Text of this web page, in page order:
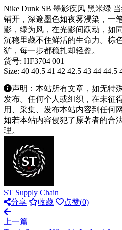
Nike Dunk SB 墨影疾风 黑米绿
铺开，深邃墨色如夜雾浸染，一
影，绿为风，在光影间跃动，如
沉稳里藏不住鲜活的生命力。棕
犷，每一步都稳扎却轻盈。
货号: HF3704 001
Size: 40 40.5 41 42 42.5 43 44 44.5
声明：本站所有文章，如无特
发布。任何个人或组织，在未征
用、采集、发布本站内容到任何
如若本站内容侵犯了原著者的合
理。
ST Supply Chain
分享
收藏 点赞(0)
上一篇